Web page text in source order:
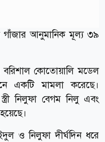
আনুমানিক মূল্য ৩৯
বরিশাল কোতোয়ালি মডেল
একটি মামলা করেছে।
নিলুফা বেগম নিলু এবং
ও নিলুফা দীর্ঘদিন ধরে